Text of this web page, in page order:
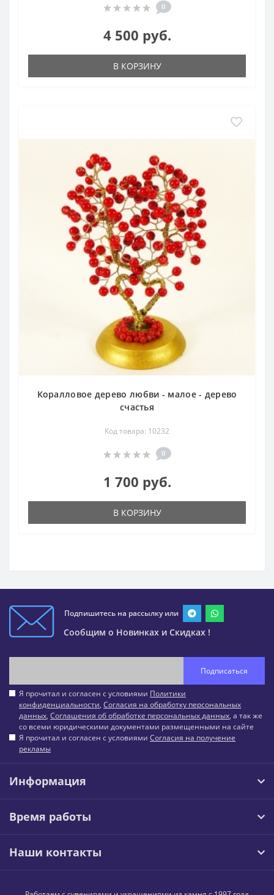
0
4 500 руб.
В КОРЗИНУ
Коралловое дерево любви - малое - дерево
счастья
Код товара: 10232
0
1 700 руб.
В КОРЗИНУ
Подпишитесь на рассылку или
Сообщим о Новинках и Скидках !
Подписаться
Я прочитал и согласен с условиями Политики
конфиденциальности, Согласия на обработку персональных
данных, Соглашения об обработке персональных данных, а так же
со всеми юридическими документами размещенными на сайте
Я прочитал и согласен с условиями Согласия на получение
рекламы
Информация
Время работы
Наши контакты